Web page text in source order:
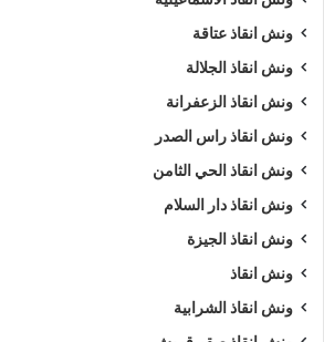
ونش انقاذ عتاقة
ونش انقاذ الجلالة
ونش انقاذ الزعفرانة
ونش انقاذ راس الصدر
ونش انقاذ الحي الثامن
ونش انقاذ دار السلام
ونش انقاذ الجيزة
ونش انقاذ
ونش انقاذ الشرابية